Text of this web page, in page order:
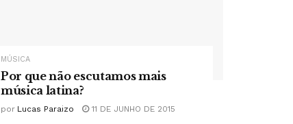
MÚSICA
Por que não escutamos mais
música latina?
por Lucas Paraizo 11 DE JUNHO DE 2015